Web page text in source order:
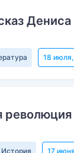
18
История 17